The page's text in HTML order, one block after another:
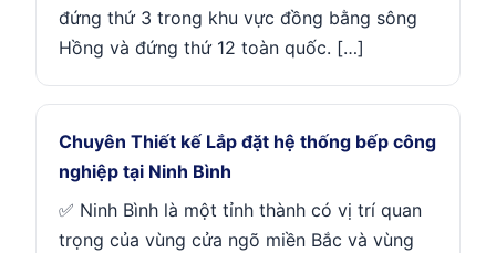
đứng thứ 3 trong khu vực đồng bằng sông
Hồng và đứng thứ 12 toàn quốc. […]
Chuyên Thiết kế Lắp đặt hệ thống bếp công
nghiệp tại Ninh Bình
✅ Ninh Bình là một tỉnh thành có vị trí quan
trọng của vùng cửa ngõ miền Bắc và vùng